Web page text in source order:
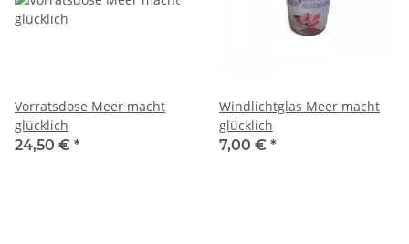
Vorratsdose Meer macht
glücklich
24,50 € *
Windlichtglas Meer macht
glücklich
7,00 € *